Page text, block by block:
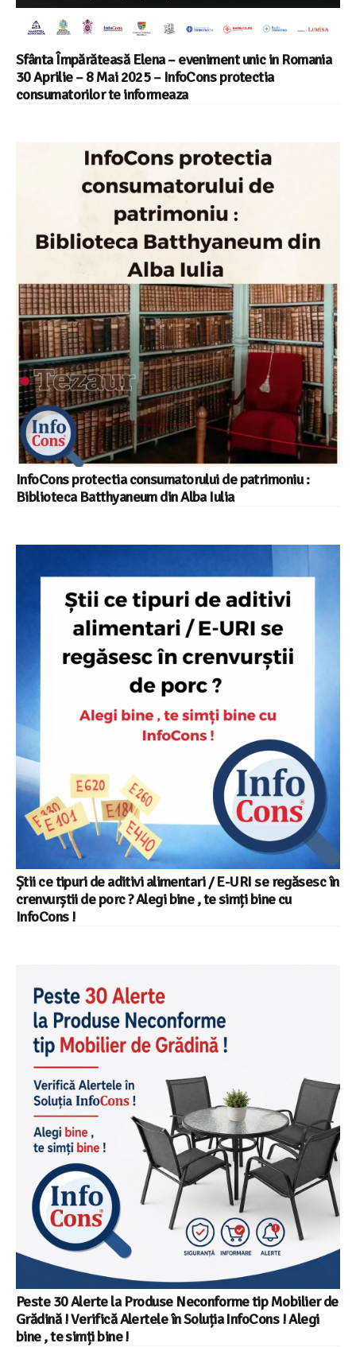
Sfânta Împărăteasă Elena – eveniment unic in Romania
30 Aprilie – 8 Mai 2025 – InfoCons protectia
consumatorilor te informeaza
InfoCons protectia consumatorului de patrimoniu :
Biblioteca Batthyaneum din Alba Iulia
Știi ce tipuri de aditivi alimentari / E-URI se regăsesc în
crenvurștii de porc ? Alegi bine , te simți bine cu
InfoCons !
Peste 30 Alerte la Produse Neconforme tip Mobilier de
Grădină ! Verifică Alertele în Soluția InfoCons ! Alegi
bine , te simți bine !